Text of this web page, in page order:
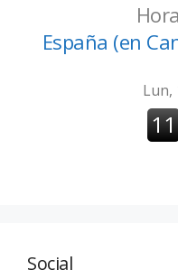
España (en
Social